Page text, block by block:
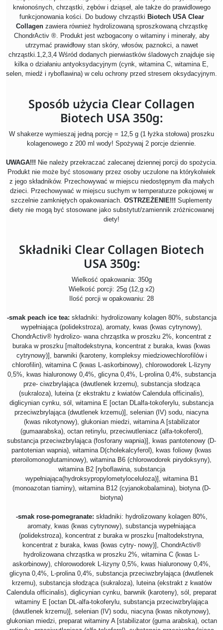
krwionośnych, chrząstki, zębów i dziąseł, ale także do prawidlowego
funkcjonowania kości. Do budowy chrząstki Biotech USA Clear
Collagen zawiera również hydrolizowaną sproszkowaną chrząstkę
ChondrActiv ®. Produkt jest wzbogacony o witaminy i minerały, aby
utrzymać prawidłowy stan skóry, włosów, paznokci, a nawet
chrząstki.1,2,3,4 Wśród dodanych pierwiastków śladowych znajduje się
kilka o działaniu antyoksydacyjnym (cynk, witamina C, witamina E,
selen, miedź i ryboflawina) w celu ochrony przed stresem oksydacyjnym.
Sposób użycia Clear Collagen
Biotech USA 350g:
W shakerze wymieszaj jedną porcję = 12,5 g (1 łyżka stołowa) proszku
kolagenowego z 200 ml wody! Spożywaj 2 porcje dziennie
UWAGA!!! Nie należy przekraczać zalecanej dziennej porcji do spożycia.
Produkt nie może być stosowany przez osoby uczulone na którykolwiek
z jego składników. Przechowywać w miejscu niedostępnym dla małych
dzieci. Przechowywać w miejscu suchym w temperaturze pokojowej w
szczelnie zamkniętych opakowaniach. OSTRZEŻENIE!!! Suplementy
diety nie mogą być stosowane jako substytut/zamiennik zróżnicowanej
diety!
Składniki Clear Collagen Biotech
USA 350g:
Wielkość opakowania: 350g
Wielkość porcji: 25g (12,g x2)
Ilość porcji w opakowaniu: 28
-smak peach ice tea: składniki: hydrolizowany kolagen 80%, substancja
wypełniająca (polidekstroza), aromaty, kwas (kwas cytrynowy),
ChondrActiv® hydrolizo- wana chrząstka w proszku 2%, koncentrat z
buraka w proszku [maltodekstryna, koncentrat z buraka, kwas (kwas
cytrynowy)], barwniki (karoteny, kompleksy miedziowechlorofilów i
chlorofilin), witamina C (kwas L-askorbinowy), chlorowodorek L-lizyny
0,5%, kwas hialuronowy 0,4%, glicyna 0,4%, L-prolina 0,4%, substancja
prze- ciwzbrylająca (dwutlenek krzemu), substancja słodząca
(sukraloza), luteina (z ekstraktu z kwiatów Calendula officinalis),
diglicynian cynku, sól, witamina E [octan DLalfa-tokoferylu, substancja
przeciwzbrylająca (dwutlenek krzemu)], selenian (IV) sodu, niacyna
(kwas nikotynowy), glukonian miedzi, witamina A [stabilizator
(gumaarabska), octan retinylu, przeciwutleniacz (alfa-tokoferol),
substancja przeciwzbrylająca (fosforany wapnia)], kwas pantotenowy (D-
pantotenian wapnia), witamina D(cholekalcyferol), kwas foliowy (kwas
pteroilomonoglutaminowy), witamina B6 (chlorowodorek pirydoksyny),
witamina B2 [ryboflawina, substancja
wypełniająca(hydroksypropylometyloceluloza)], witamina B1
(monoazotan tiaminy), witamina B12 (cyjanokobalamina), biotyna (D-
biotyna)
-smak rose-pomegranate: składniki: hydrolizowany kolagen 80%,
aromaty, kwas (kwas cytrynowy), substancja wypełniająca
(polidekstroza), koncentrat z buraka w proszku [maltodekstryna,
koncentrat z buraka, kwas (kwas cytry- nowy)], ChondrActiv®
hydrolizowana chrząstka w proszku 2%, witamina C (kwas L-
askorbinowy), chlorowodorek L-lizyny 0,5%, kwas hialuronowy 0,4%,
glicyna 0,4%, L-prolina 0,4%, substancja przeciwzbrylająca (dwutlenek
krzemu), substancja słodząca (sukraloza), luteina (ekstrakt z kwatów
Calendula officinalis), diglicynian cynku, barwnik (karoteny), sól, preparat
witaminy E [octan DL-alfa-tokoferylu, substancja przeciwzbrylająca
(dwutlenek krzemu)], selenian (IV) sodu, niacyna (kwas nikotynowy),
glukonian miedzi, preparat witaminy A [stabilizator (guma arabska), octan